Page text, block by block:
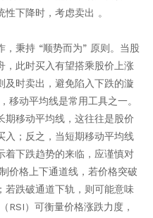
下降时，考虑卖出 。​
，秉持 “顺势而为” 原则。当股
，此时买入有望搭乘股价上涨
及时卖出，避免陷入下跌的漩
移动平均线是常用工具之一。
期移动平均线，这往往是股价
入；反之，当短期移动平均线
着下跌趋势的来临，应谨慎对
价格上下通道线，若价格突破
若跌破通道下轨，则可能意味
RSI）可衡量价格涨跌力度，